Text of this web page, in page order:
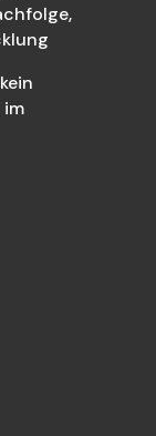
im